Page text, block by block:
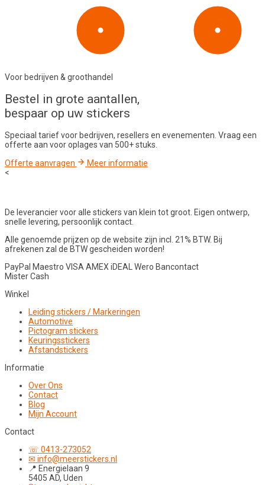
Voor bedrijven & groothandel
Bestel in grote aantallen,
bespaar op uw stickers
Speciaal tarief voor bedrijven, resellers en evenementen. Vraag een
offerte aan voor oplages van 500+ stuks.
Offerte aanvragen
Meer informatie
<
De leverancier voor alle stickers van klein tot groot. Eigen ontwerp,
snelle levering, persoonlijk contact.
Alle genoemde prijzen op de website zijn incl. 21% BTW. Bij
afrekenen zal de BTW gescheiden worden!
PayPal Maestro VISAAMEXiDEALWero Bancontact
Mister Cash
Winkel
Leiding stickers / Markeringen
Automotive
Pictogram stickers
Keuringsstickers
Afstandstickers
Informatie
Over Ons
Contact
Blog
Mijn Account
Contact
☏ 0413-273052
✉ info@meerstickers.nl
📍 Energielaan 9
5405 AD, Uden